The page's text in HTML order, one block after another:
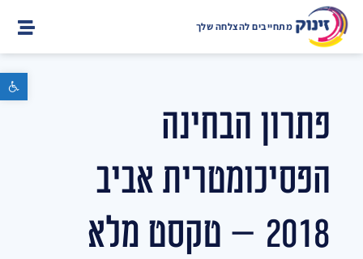
פתח סרגל נגישות
מתחייבים להצלחה שלך
פתרון הבחינה
הפסיכומטרית אביב
2018 — טקסט מלא